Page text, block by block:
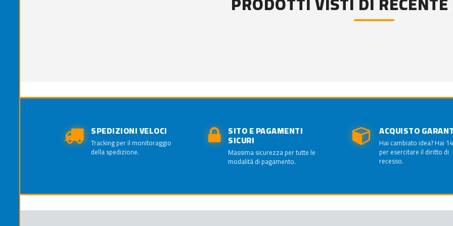
SPEDIZIONI VELOCI
Tracking per il monitoraggio
della spedizione.
SITO E PAGAMENTI
SICURI
Massima sicurezza per tutte le
modalità di pagamento.
ACQUISTO
Hai cambiato idea? Hai
per esercitare il diritto di
recesso.